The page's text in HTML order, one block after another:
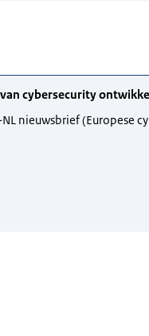
cybersecurity
NL nieuwsbrief